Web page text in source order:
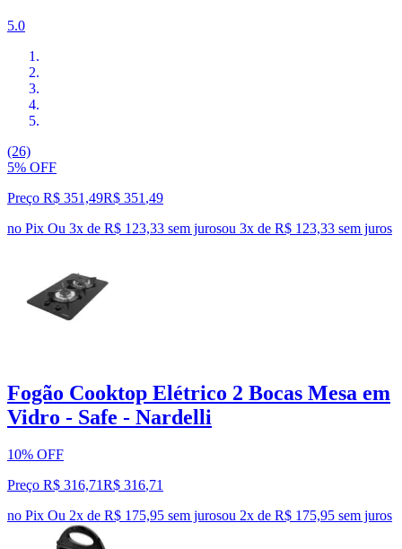
5.0
(26)
5% OFF
Preço R$ 351,49R$ 351 ,49
no Pix Ou 3x de R$ 123,33 sem jurosou 3x de R$ 123,33 sem juros
Fogão Cooktop Elétrico 2 Bocas Mesa em
Vidro - Safe - Nardelli
10% OFF
Preço R$ 316,71R$ 316,71
no Pix Ou 2x de R$ 175,95 sem jurosou 2x de R$ 175,95 sem juros